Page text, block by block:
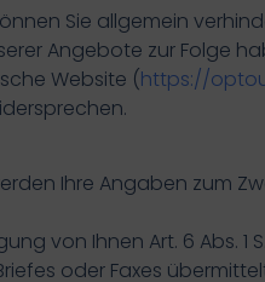
Sie allgemein
Angebote zur Folge
Website (https://
Ihre Angaben zum
von Ihnen Art. 6 Abs. 1
oder Faxes übermittelt